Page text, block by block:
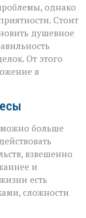
однако
Стоит
душевное
От этого
в
можно больше
взвешенно
и
есть
сложности